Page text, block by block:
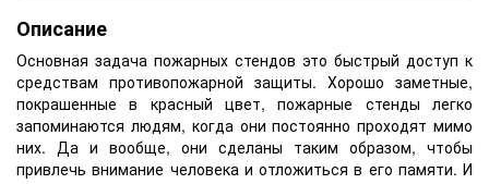
Описание
Основная задача пожарных стендов это быстрый доступ к
средствам противопожарной защиты. Хорошо заметные,
покрашенные в красный цвет, пожарные стенды легко
запоминаются людям, когда они постоянно проходят мимо
них. Да и вообще, они сделаны таким образом, чтобы
привлечь внимание человека и отложиться в его памяти. И